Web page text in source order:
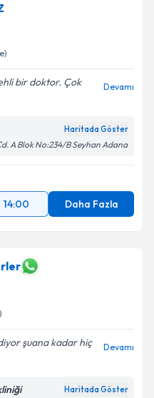
bir doktor. Çok
Devamı
Haritada Göster
A Blok No:234/B Seyhan Adana
14:00 Daha Fazla
şuana kadar hiç
Devamı
Haritada Göster